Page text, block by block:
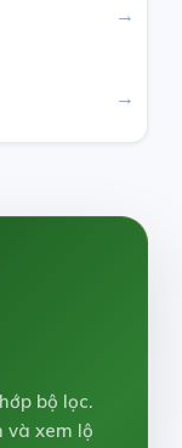
→
→
bộ lọc.
và xem lộ